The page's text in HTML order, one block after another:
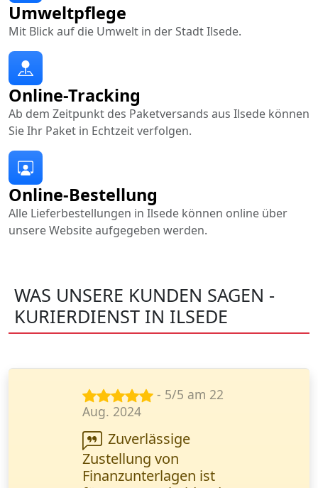
Online-Bestellung
Alle Lieferbestellungen in Ilsede können online über
unsere Website aufgegeben werden.
Online-Tracking
Ab dem Zeitpunkt des Paketversands aus Ilsede können
Sie Ihr Paket in Echtzeit verfolgen.
Umweltpflege
Mit Blick auf die Umwelt in der Stadt Ilsede.
WAS UNSERE KUNDEN SAGEN -
KURIERDIENST IN ILSEDE
- 5/5 am 23
Sept. 2024
Wanderfalke Kurier
ist super zuverlässig!
Wichtige